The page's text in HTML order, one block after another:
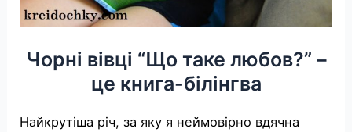
Чорні вівці “Що таке любов?” –
це книга-білінгва
Найкрутіша річ, за яку я неймовірно вдячна